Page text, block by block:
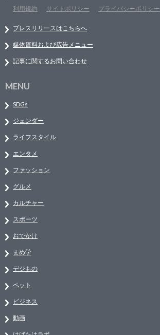
利用規約
サイトポリシー プライバシーポリシー
プレスリリースはこちらへ
媒体資料および広告メニュー
記事に関するお問い合わせ
MENU
SDGs
ジェンダー
ライフスタイル
エンタメ
ファッション
グルメ
カルチャー
スポーツ
おでかけ
まめ学
デジもの
ペット
ビジネス
動画